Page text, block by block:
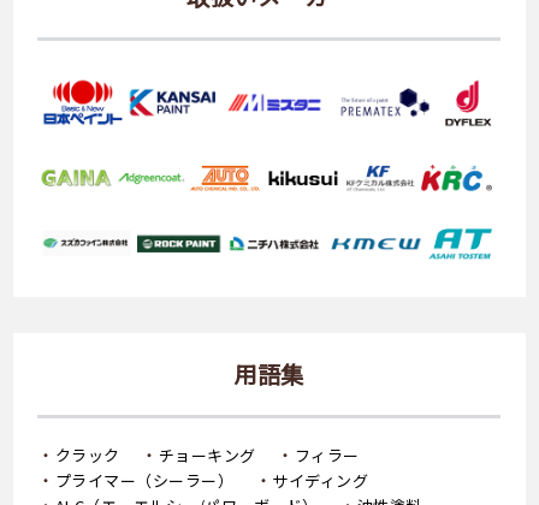
用語集
クラック チョーキング
フィラー
プライマー（シーラー）
サイディング